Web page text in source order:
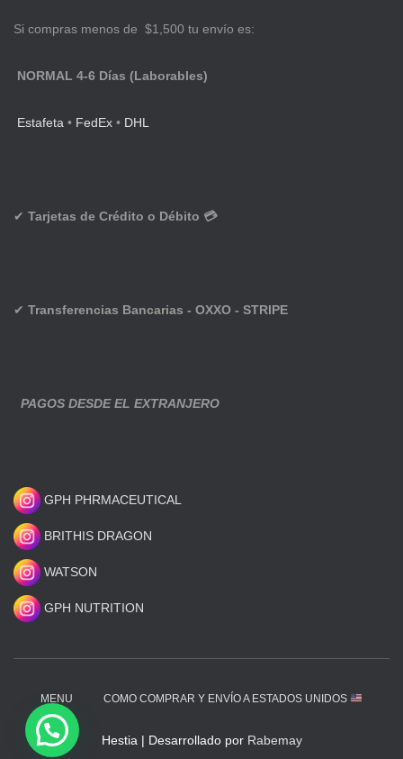
Si compras menos de $1,500 tu envío es:
NORMAL 4-6 Días (Laborables)
Estafeta • FedEx • DHL
✔ Tarjetas de Crédito o Débito 💳
✔ Transferencias Bancarias - OXXO - STRIPE
PAGOS DESDE EL EXTRANJERO
GPH PHRMACEUTICAL
BRITHIS DRAGON
WATSON
GPH NUTRITION
MENU COMO COMPRAR Y ENVÍO A ESTADOS UNIDOS
Hestia | Desarrollado por Rabemay